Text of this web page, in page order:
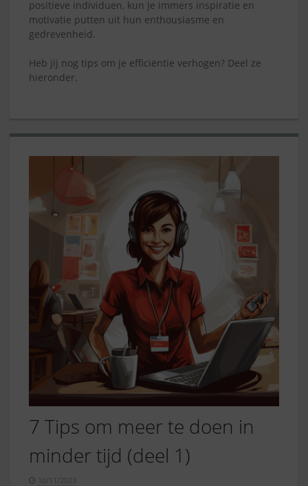
positieve individuen, kun je immers inspiratie en
motivatie putten uit hun enthousiasme en
gedrevenheid.
Heb jij nog tips om je efficiëntie verhogen? Deel ze
hieronder.
7 Tips om meer te doen in
minder tijd (deel 1)
10/11/2023